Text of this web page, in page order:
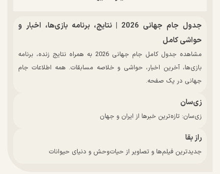
جدول جام جهانی 2026 | نتایج، برنامه بازی‌ها، اخبار و
حواشی کامل
مشاهده جدول کامل جام جهانی 2026 به همراه نتایج زنده، برنامه
بازی‌ها، آخرین اخبار، حواشی و خلاصه مسابقات. همه اطلاعات جام
جهانی در یک صفحه.
زی‌سان
زی‌سان: تازه‌ترین خبرها از ایران و جهان
راز بقا
جدیدترین فیلم‌ها و تصاویر از حیات‌وحش و دنیای حیوانات